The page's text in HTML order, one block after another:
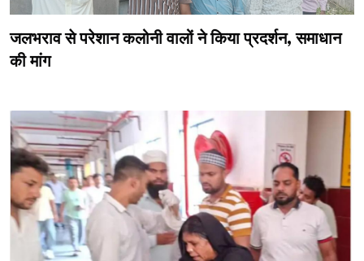
जलभराव से परेशान कलोनी वालों ने किया प्रदर्शन, समाधान
की मांग